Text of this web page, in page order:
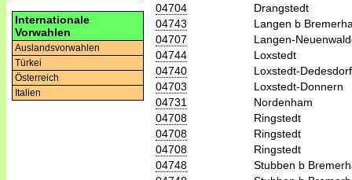
Internationale
Vorwahlen
Auslandsvorwahlen
Türkei
Österreich
Italien
04704
Drangstedt
04743
Langen b
04707
Langen-
04744
Loxstedt
04740
Loxstedt-Dedesdorf
04703
Loxstedt-Donnern
04731
Nordenham
04708
Ringstedt
04708
Ringstedt
04708
Ringstedt
04748
Stubben b